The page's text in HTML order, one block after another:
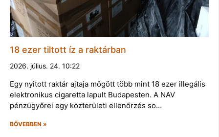
18 ezer tiltott íz a raktárban
2026. július. 24. 10:22
Egy nyitott raktár ajtaja mögött több mint 18 ezer illegális
elektronikus cigaretta lapult Budapesten. A NAV
pénzügyőrei egy közterületi ellenőrzés so…
BŐVEBBEN »